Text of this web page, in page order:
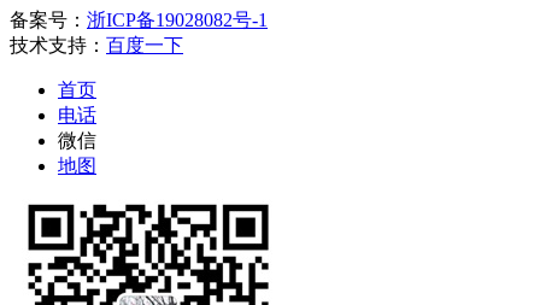
备案号： 浙ICP备19028082号-1
技术支持： 百度一下
首页
电话
微信
地图